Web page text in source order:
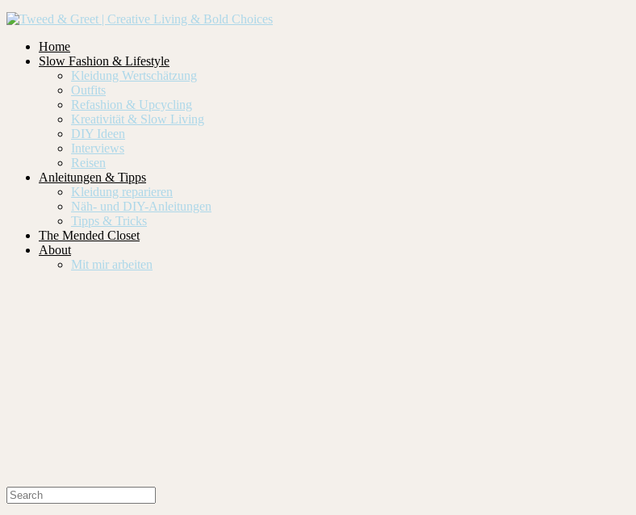
Home
Slow Fashion & Lifestyle
Kleidung Wertschätzung
Outfits
Refashion & Upcycling
Kreativität & Slow Living
DIY Ideen
Interviews
Reisen
Anleitungen & Tipps
Kleidung reparieren
Näh- und DIY-Anleitungen
Tipps & Tricks
The Mended Closet
About
Mit mir arbeiten